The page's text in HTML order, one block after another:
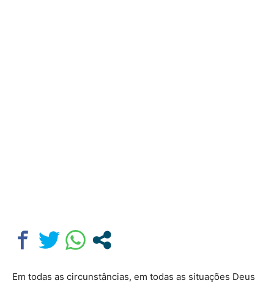
Em todas as circunstâncias, em todas as situações Deus